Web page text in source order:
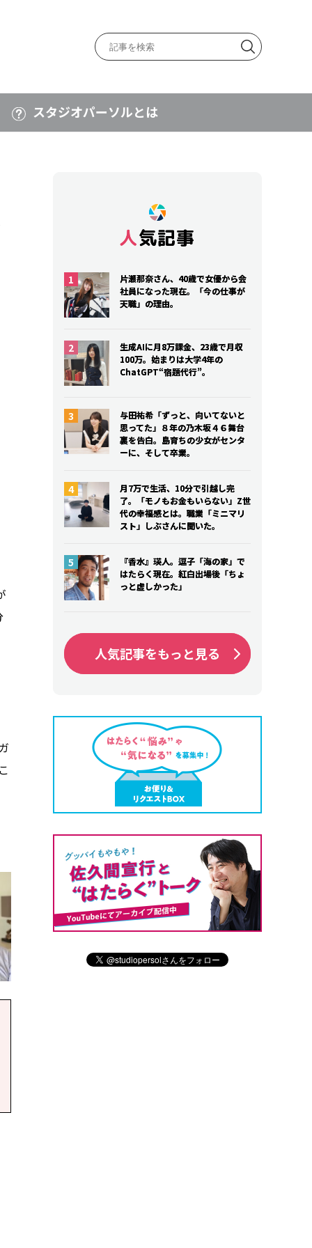
スタジオパーソルとは
人気記事
片瀬那奈さん、40歳で女優から会
社員になった現在。「今の仕事が
天職」の理由。
生成AIに月8万課金、23歳で月収
100万。始まりは大学4年の
ChatGPT“宿題代行”。
与田祐希「ずっと、向いてないと
思ってた」８年の乃木坂４６舞台
裏を告白。島育ちの少女がセンタ
ーに、そして卒業。
月7万で生活、10分で引越し完
了。「モノもお金もいらない」Z世
代の幸福感とは。職業「ミニマリ
スト」しぶさんに聞いた。
『香水』瑛人。逗子「海の家」で
はたらく現在。紅白出場後「ちょ
っと虚しかった」
人気記事をもっと見る
人気記事
片瀬那奈さん、40歳で女優から会
社員になった現在。「今の仕事が
天職」の理由。
生成AIに月8万課金、23歳で月収
100万。始まりは大学4年の
ChatGPT“宿題代行”。
与田祐希「ずっと、向いてないと
思ってた」８年の乃木坂４６舞台
裏を告白。島育ちの少女がセンタ
ーに、そして卒業。
月7万で生活、10分で引越し完
了。「モノもお金もいらない」Z世
代の幸福感とは。職業「ミニマリ
スト」しぶさんに聞いた。
『香水』瑛人。逗子「海の家」で
はたらく現在。紅白出場後「ちょ
っと虚しかった」
人気記事をもっと見る